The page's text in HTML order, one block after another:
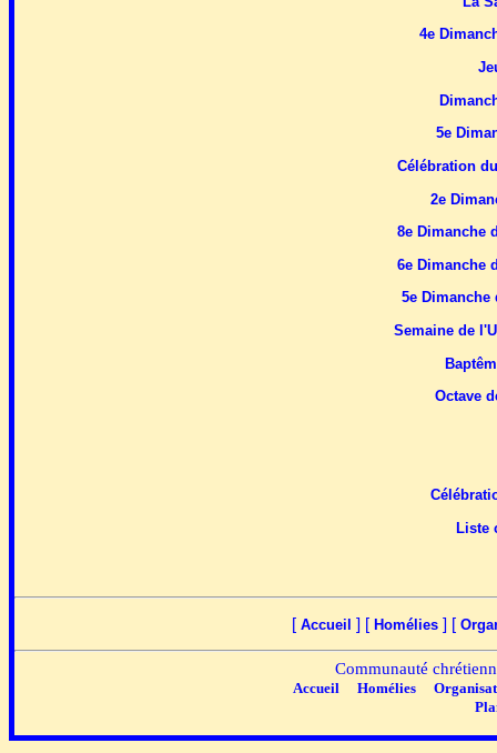
4e
5e
Célébration
2e
8e Dimanche
6e Dimanche
5e Dimanche
Semaine de
Octave
Liste
[ Accueil ] [ Homélies] [
Communauté
Accueil Homélies